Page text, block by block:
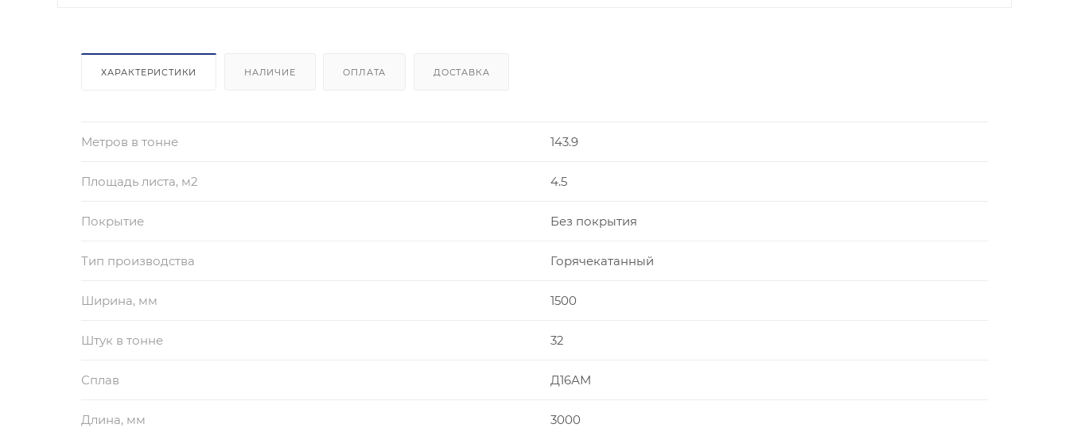
ХАРАКТЕРИСТИКИ НАЛИЧИЕ ОПЛАТА ДОСТАВКА
Метров в тонне 143.9
Площадь листа, м2 4.5
Покрытие Без покрытия
Тип производства Горячекатанный
Ширина, мм 1500
Штук в тонне 32
Сплав Д16АМ
Длина, мм 3000